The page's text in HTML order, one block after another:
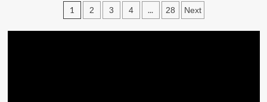
文
章
1 2 3 4 ... 28 Next